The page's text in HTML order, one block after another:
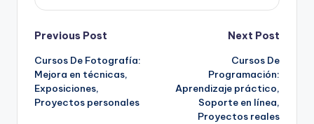
Post
navigation
Previous Post
Cursos De Fotografía:
Mejora en técnicas,
Exposiciones,
Proyectos personales
Next Post
Cursos De
Programación:
Aprendizaje práctico,
Soporte en línea,
Proyectos reales